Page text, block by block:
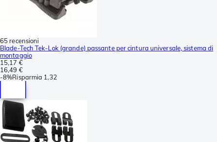
65 recensioni
Blade-Tech Tek-Lok (grande) passante per cintura universale, sistema di
montaggio
15,17 €
16,49 €
-8%Risparmia 1,32